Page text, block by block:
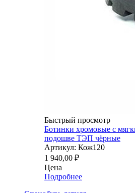
Быстрый просмотр
Ботинки хромовые с
подошве ТЭП чёрные
Артикул: Кож120
1 940,00 ₽
Цена
Подробнее